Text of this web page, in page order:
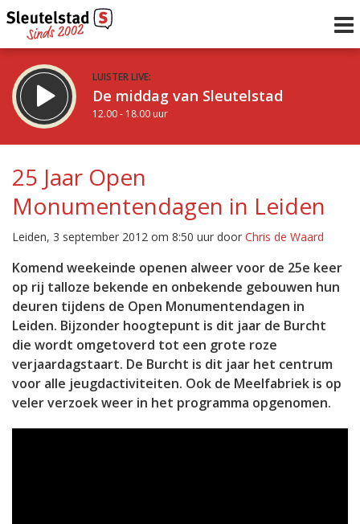
LUISTER LIVE:
De middag van Sleutelstad
12.00 - 18.00 uur
De avond van Sleutelstad
18.00 - 19.00 uur
Vorig uur
uur 1 van 0 Volgend uur
Inklappen
25 Jaar Open
Monumentendagen in Leiden
Leiden, 3 september 2012 om 8:50 uur door Chris de Waard
Komend weekeinde openen alweer voor de 25e keer
op rij talloze bekende en onbekende gebouwen hun
deuren tijdens de Open Monumentendagen in
Leiden. Bijzonder hoogtepunt is dit jaar de Burcht
die wordt omgetoverd tot een grote roze
verjaardagstaart. De Burcht is dit jaar het centrum
voor alle jeugdactiviteiten. Ook de Meelfabriek is op
veler verzoek weer in het programma opgenomen.